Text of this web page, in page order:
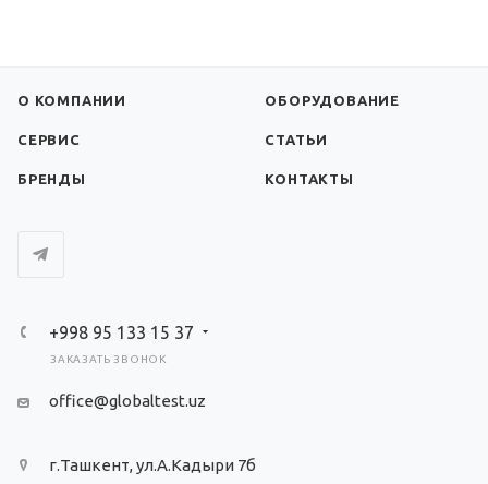
О КОМПАНИИ ОБОРУДОВАНИЕ
СЕРВИС СТАТЬИ
БРЕНДЫ КОНТАКТЫ
+998 95 133 15 37
ЗАКАЗАТЬ ЗВОНОК
office@globaltest.uz
г.Ташкент, ул.А.Кадыри 7б